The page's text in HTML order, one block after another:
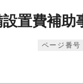
置費補助
ページ番